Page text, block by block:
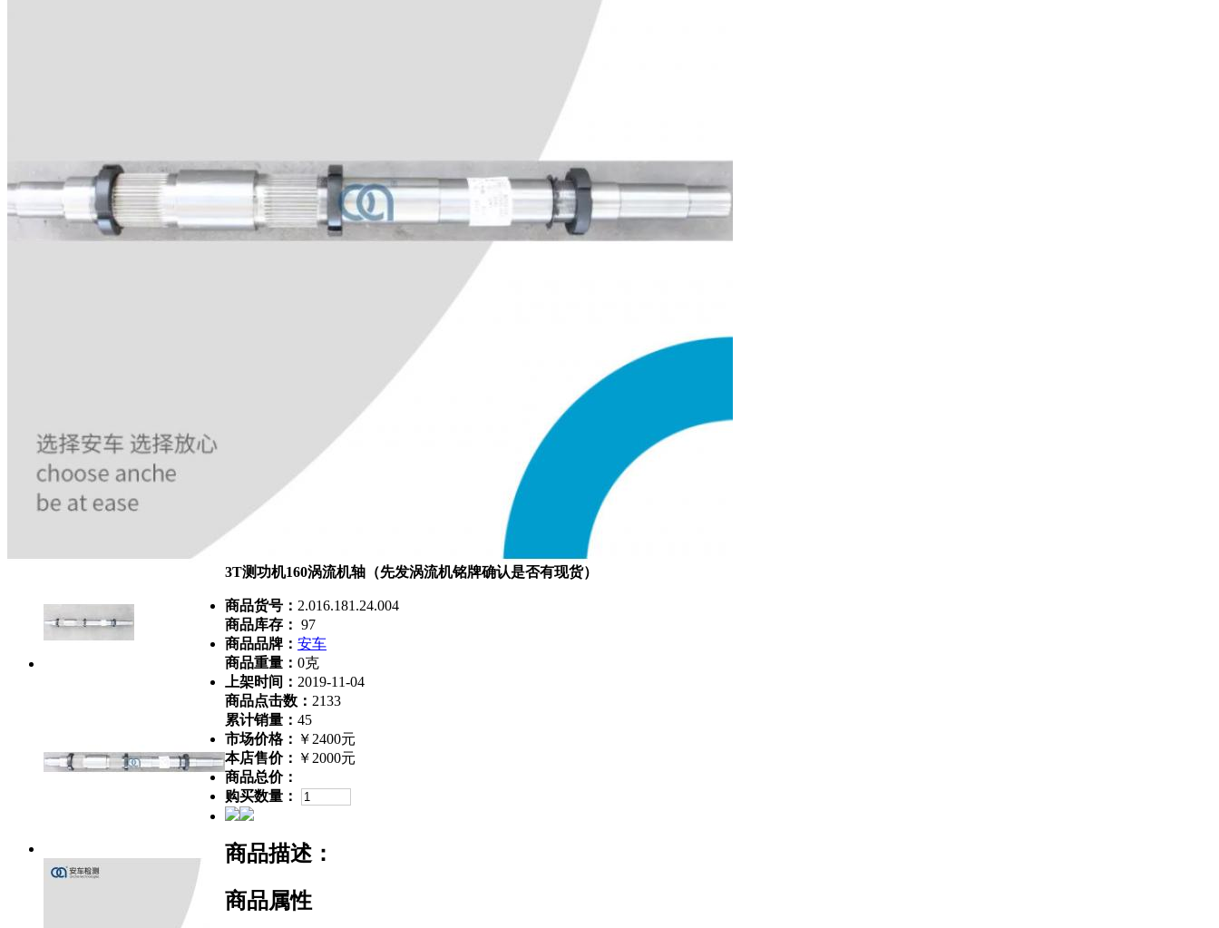
3T测功机160涡流机轴（先发涡流机铭牌确认是否有现货）
商品货号： 2.016.181.24.004
商品库存： 97
商品品牌： 安车
商品重量： 0克
上架时间： 2019-11-04
商品点击数： 2133
累计销量： 45
市场价格： ￥2400元
本店售价： ￥2000元
商品总价：
购买数量：
商品描述：
商品属性